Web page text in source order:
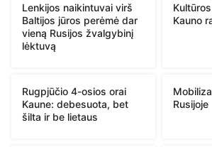
Lenkijos naikintuvai virš
Baltijos jūros perėmė dar
vieną Rusijos žvalgybinį
lėktuvą
Kauno
Rugpjūčio 4-osios orai
Kaune: debesuota, bet
šilta ir be lietaus
Rusijoje